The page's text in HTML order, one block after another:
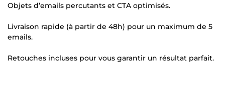
Objets d’emails percutants et CTA optimisés.
Livraison rapide (à partir de 48h) pour un maximum de 5
emails.
Retouches incluses pour vous garantir un résultat parfait.